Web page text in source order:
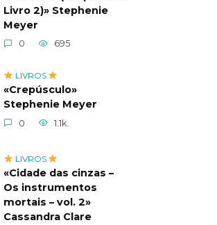
Livro 2)» Stephenie
Meyer
0 695
LIVROS
«Crepúsculo»
Stephenie Meyer
0 1.1k.
LIVROS
«Cidade das cinzas –
Os instrumentos
mortais – vol. 2»
Cassandra Clare